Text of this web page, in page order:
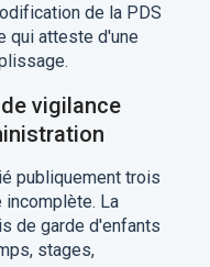
de la PDS
qui atteste d'une
vigilance
publiquement trois
incomplète. La
de garde d'enfants
stages,